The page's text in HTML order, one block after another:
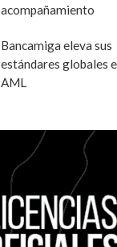
acompañamiento
Bancamiga eleva sus
estándares globales
AML